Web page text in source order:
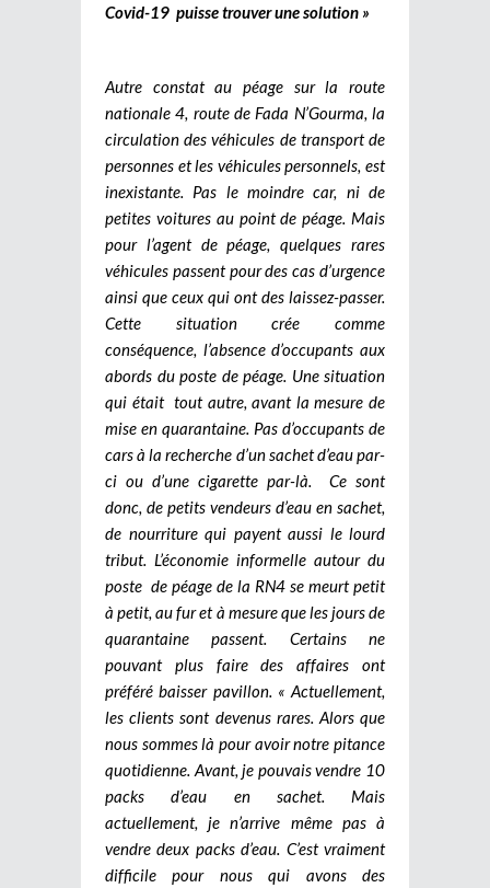
Covid-19 puisse trouver une solution »
Autre constat au péage sur la route
nationale 4, route de Fada N’Gourma, la
circulation des véhicules de transport de
personnes et les véhicules personnels, est
inexistante. Pas le moindre car, ni de
petites voitures au point de péage. Mais
pour l’agent de péage, quelques rares
véhicules passent pour des cas d’urgence
ainsi que ceux qui ont des laissez-passer.
Cette situation crée comme
conséquence, l’absence d’occupants aux
abords du poste de péage. Une situation
qui était tout autre, avant la mesure de
mise en quarantaine. Pas d’occupants de
cars à la recherche d’un sachet d’eau par-
ci ou d’une cigarette par-là. Ce sont
donc, de petits vendeurs d’eau en sachet,
de nourriture qui payent aussi le lourd
tribut. L’économie informelle autour du
poste de péage de la RN4 se meurt petit
à petit, au fur et à mesure que les jours de
quarantaine passent. Certains ne
pouvant plus faire des affaires ont
préféré baisser pavillon. « Actuellement,
les clients sont devenus rares. Alors que
nous sommes là pour avoir notre pitance
quotidienne. Avant, je pouvais vendre 10
packs d’eau en sachet. Mais
actuellement, je n’arrive même pas à
vendre deux packs d’eau. C’est vraiment
difficile pour nous qui avons des